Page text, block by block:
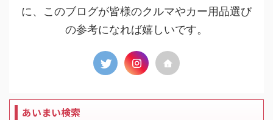
に、このブログが皆様のクルマやカー用品選び
の参考になれば嬉しいです。
あいまい検索